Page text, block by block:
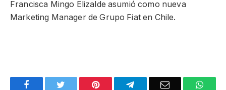
Francisca Mingo Elizalde asumió como nueva
Marketing Manager de Grupo Fiat en Chile.
Facebook Pinterest TelegramEmail